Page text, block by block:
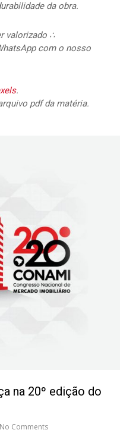
da obra.
valorizado ∴
com o nosso
.
pdf da matéria.
na 20º edição do
No Comments